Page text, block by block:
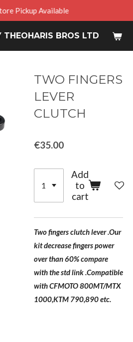
THEOHARIS BROS LTD
Pickup Available
TWO FINGERS
LEVER
CLUTCH
€35.00
Add
to
cart
Two fingers clutch lever .Our
kit decrease fingers power
over than 60% compare
with the std link .Compatible
with CFMOTO 800MT/MTX
1000,KTM 790,890 etc.